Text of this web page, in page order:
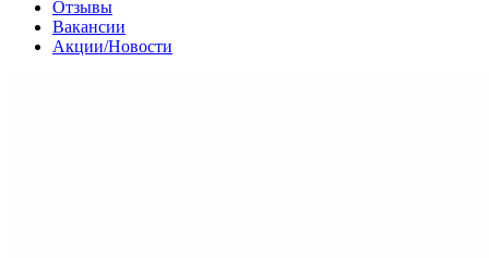
Отзывы
Вакансии
Акции/Новости